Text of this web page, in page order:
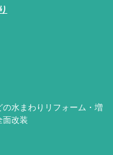
水まわりリフォーム・増
面改装